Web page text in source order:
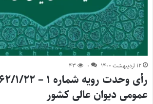
۱۲ اردیبهشت ۱۴۰۰ ۰ ۴۳
عمومی دیوان عالی کشور